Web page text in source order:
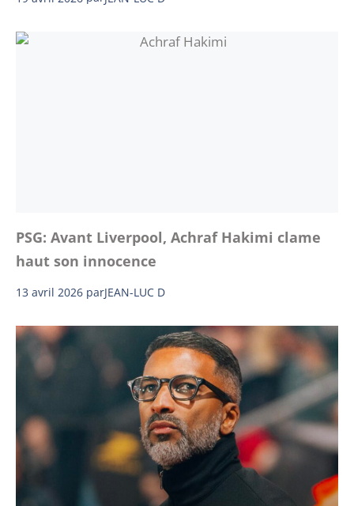
PSG: Avant Liverpool, Achraf Hakimi clame
haut son innocence
13 avril 2026 parJEAN-LUC D